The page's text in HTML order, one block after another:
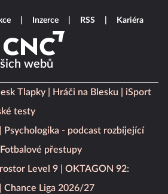
webů
Tlapky Hráči na Blesku
iSport
testy
Psychologika - podcast rozbíjející
Fotbalové přestupy
Level 9
OKTAGON 92:
Chance Liga 2026/27
Inzerce RSS Kariéra